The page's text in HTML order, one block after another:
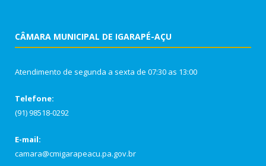
CÂMARA MUNICIPAL DE IGARAPÉ-AÇU
Atendimento de segunda a sexta de 07:30 as 13:00
Telefone:
(91) 98518-0292
E-mail:
camara@cmigarapeacu.pa.gov.br